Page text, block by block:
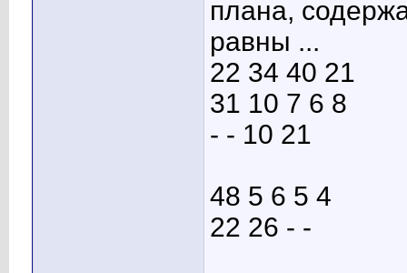
плана,
равны ...
22 34 40 21
31 10 7 6 8
- - 10 21
48 5 6 5 4
22 26 - -